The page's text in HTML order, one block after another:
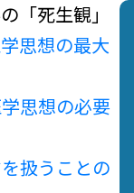
「死生観」
思想の最大
思想の必要
扱うことの